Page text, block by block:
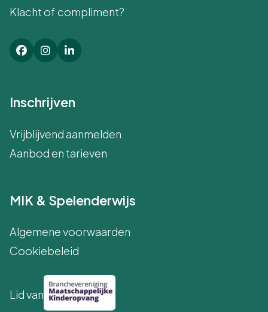
Klacht of compliment?
Inschrijven
Vrijblijvend aanmelden
Aanbod en tarieven
MIK & Spelenderwijs
Algemene voorwaarden
Cookiebeleid
Lid van